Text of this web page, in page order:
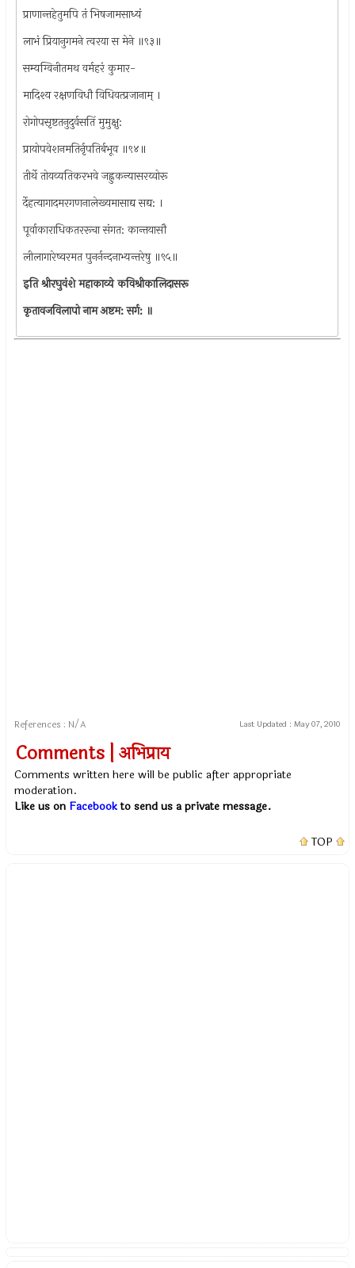
प्राणान्तहेतुमपि तं भिषजामसाध्यं
लाभं प्रियानुगमने त्वरया स मेने ॥९३॥
सम्यग्विनीतमथ वर्महरं कुमार-
मादिश्य रक्षणविधौ विधिवत्प्रजानाम् ।
रोगोपसृष्टतनुदुर्वसतिं मुमुक्षु:
प्रायोपवेशनमतिर्नृपतिर्बभूव ॥९४॥
तीर्थे तोयव्यतिकरभवे जह्नुकन्यासरय्वोरू
र्देहत्यागादमरगणनालेख्यमासाद्य सद्य: ।
पूर्वाकाराधिकतररूचा संगत: कान्तयासौ
लीलागारेष्वरमत पुनर्नन्दनाभ्यन्तरेषु ॥९५॥
इति श्रीरघुवंशे महाकाव्ये कविश्रीकालिदासरू
कृतावजविलापो नाम अष्टम: सर्ग: ॥
References : N/A Last Updated : May 07, 2010
Comments | अभिप्राय
Comments written here will be public after appropriate
moderation.
Like us on Facebookto send us a private message.
TOP